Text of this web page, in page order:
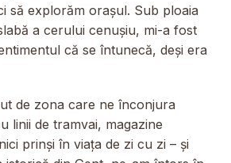
să explorăm orașul. Sub ploaia
a cerului cenușiu, mi-a fost
că se întunecă, deși era
de zona care ne înconjura
linii de tramvai, magazine
prinși în viața de zi cu zi – și